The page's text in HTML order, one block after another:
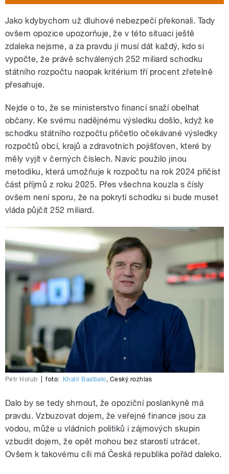
Jako kdybychom už dluhové nebezpečí překonali. Tady
ovšem opozice upozorňuje, že v této situaci ještě
zdaleka nejsme, a za pravdu jí musí dát každý, kdo si
vypočte, že právě schválených 252 miliard schodku
státního rozpočtu naopak kritérium tří procent zřetelně
přesahuje.
Nejde o to, že se ministerstvo financí snaží obelhat
občany. Ke svému nadějnému výsledku došlo, když ke
schodku státního rozpočtu přičetlo očekávané výsledky
rozpočtů obcí, krajů a zdravotních pojišťoven, které by
měly vyjít v černých číslech. Navíc použilo jinou
metodiku, která umožňuje k rozpočtu na rok 2024 přičíst
část příjmů z roku 2025. Přes všechna kouzla s čísly
ovšem není sporu, že na pokrytí schodku si bude muset
vláda půjčit 252 miliard.
Petr Holub foto: Khalil Baalbaki , Český rozhlas
Dalo by se tedy shrnout, že opoziční poslankyně má
pravdu. Vzbuzovat dojem, že veřejné finance jsou za
vodou, může u vládních politiků i zájmových skupin
vzbudit dojem, že opět mohou bez starostí utrácet.
Ovšem k takovému cíli má Česká republika pořád daleko.